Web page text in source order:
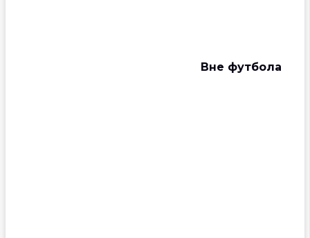
Вне футбола